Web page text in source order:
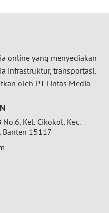
online yang menyediakan
infrastruktur, transportasi,
oleh PT Lintas Media
Kel. Cikokol, Kec.
Banten 15117